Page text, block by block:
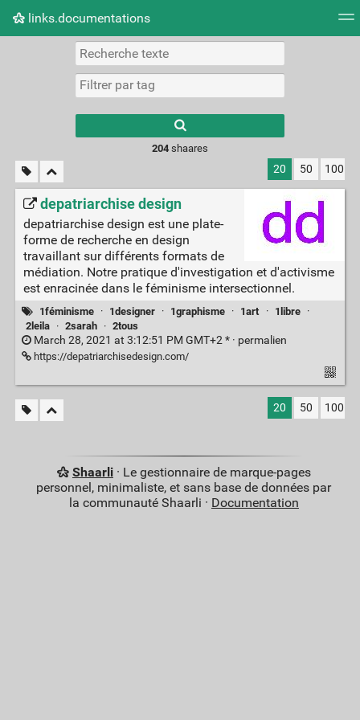
links.documentations
Nuage de tags Mur d'images
results.
204shaares
20 50 100
depatriarchise design
depatriarchise design est une plate-
forme de recherche en design
travaillant sur différents formats de
médiation. Notre pratique d'investigation et d'activisme
est enracinée dans le féminisme intersectionnel.
1féminisme · 1designer · 1graphisme · 1art · 1libre
·
2leila
· 2sarah · 2tous
March 28, 2021 at 3:12:51 PM GMT+2 * · permalien
https://depatriarchisedesign.com/
20 50 100
Shaarli· Le gestionnaire de marque-pages
personnel, minimaliste, et sans base de données par
la communauté Shaarli · Documentation